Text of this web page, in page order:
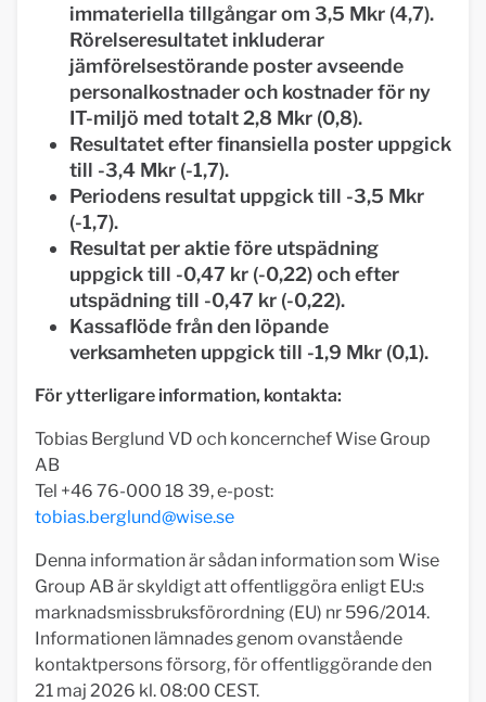
immateriella tillgångar om 3,5 Mkr (4,7).
Rörelseresultatet inkluderar
jämförelsestörande poster avseende
personalkostnader och kostnader för ny
IT-miljö med totalt 2,8 Mkr (0,8).
Resultatet efter finansiella poster uppgick
till -3,4 Mkr (-1,7).
Periodens resultat uppgick till -3,5 Mkr
(-1,7).
Resultat per aktie före utspädning
uppgick till -0,47 kr (-0,22) och efter
utspädning till -0,47 kr (-0,22).
Kassaflöde från den löpande
verksamheten uppgick till -1,9 Mkr (0,1).
För ytterligare information, kontakta:
Tobias Berglund VD och koncernchef Wise Group
AB
Tel +46 76-000 18 39, e-post:
tobias.berglund@wise.se
Denna information är sådan information som Wise
Group AB är skyldigt att offentliggöra enligt EU:s
marknadsmissbruksförordning (EU) nr 596/2014.
Informationen lämnades genom ovanstående
kontaktpersons försorg, för offentliggörande den
21 maj 2026 kl. 08:00 CEST.